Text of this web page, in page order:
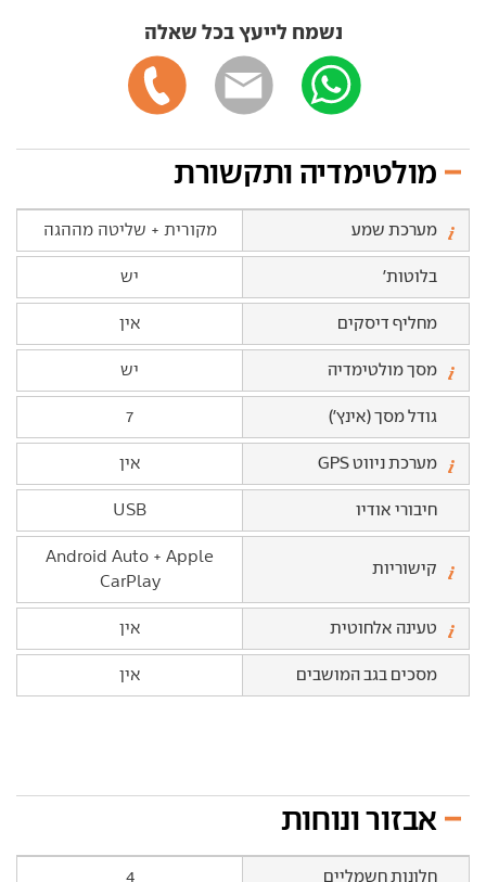
נשמח לייעץ בכל שאלה
מולטימדיה ותקשורת
מערכת שמע מקורית + שליטה מההגה
בלוטות' יש
מחליף דיסקים אין
מסך מולטימדיה יש
גודל מסך (אינץ') 7
מערכת ניווט GPS אין
חיבורי אודיו USB
קישוריות
Android Auto + Apple
CarPlay
טעינה אלחוטית אין
מסכים בגב המושבים אין
אבזור ונוחות
חלונות חשמליים 4